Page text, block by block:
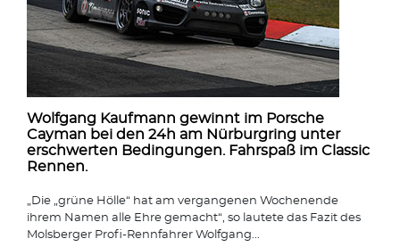
Wolfgang Kaufmann gewinnt im Porsche
Cayman bei den 24h am Nürburgring unter
erschwerten Bedingungen. Fahrspaß im Classic
Rennen.
„Die „grüne Hölle“ hat am vergangenen Wochenende
ihrem Namen alle Ehre gemacht“, so lautete das Fazit des
Molsberger Profi-Rennfahrer Wolfgang...